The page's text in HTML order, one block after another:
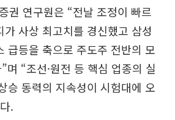
권 연구원은 “전날 조정이 빠르
가 사상 최고치를 경신했고 삼성
급등을 축으로 주도주 전반의 모
며 “조선·원전 등 핵심 업종의 실
승 동력의 지속성이 시험대에 오
.